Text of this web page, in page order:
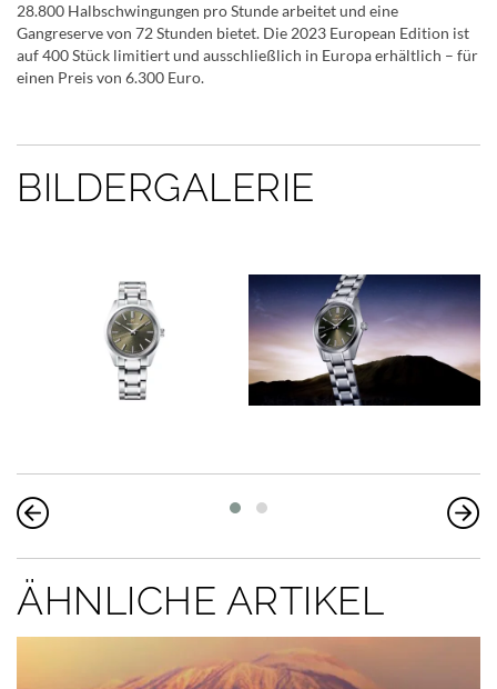
28.800 Halbschwingungen pro Stunde arbeitet und eine
Gangreserve von 72 Stunden bietet. Die 2023 European Edition ist
auf 400 Stück limitiert und ausschließlich in Europa erhältlich – für
einen Preis von 6.300 Euro.
BILDERGALERIE
ÄHNLICHE ARTIKEL